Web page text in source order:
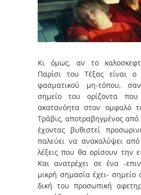
Κι όμως, αν το
Παρίσι του Τέξας είναι ο
φασματικού μη-τόπου,
σημείο του ορίζοντα που
ακατανόητα στον ομφαλό
Τράβις, αποτραβηγμένος από
έχοντας βυθιστεί
παλεύει να ανακαλύψει
λέξεις που θα ορίσουν την
Και ανατρέχει σε ένα -
μικρή σημασία έχει-
δική του προσωπική